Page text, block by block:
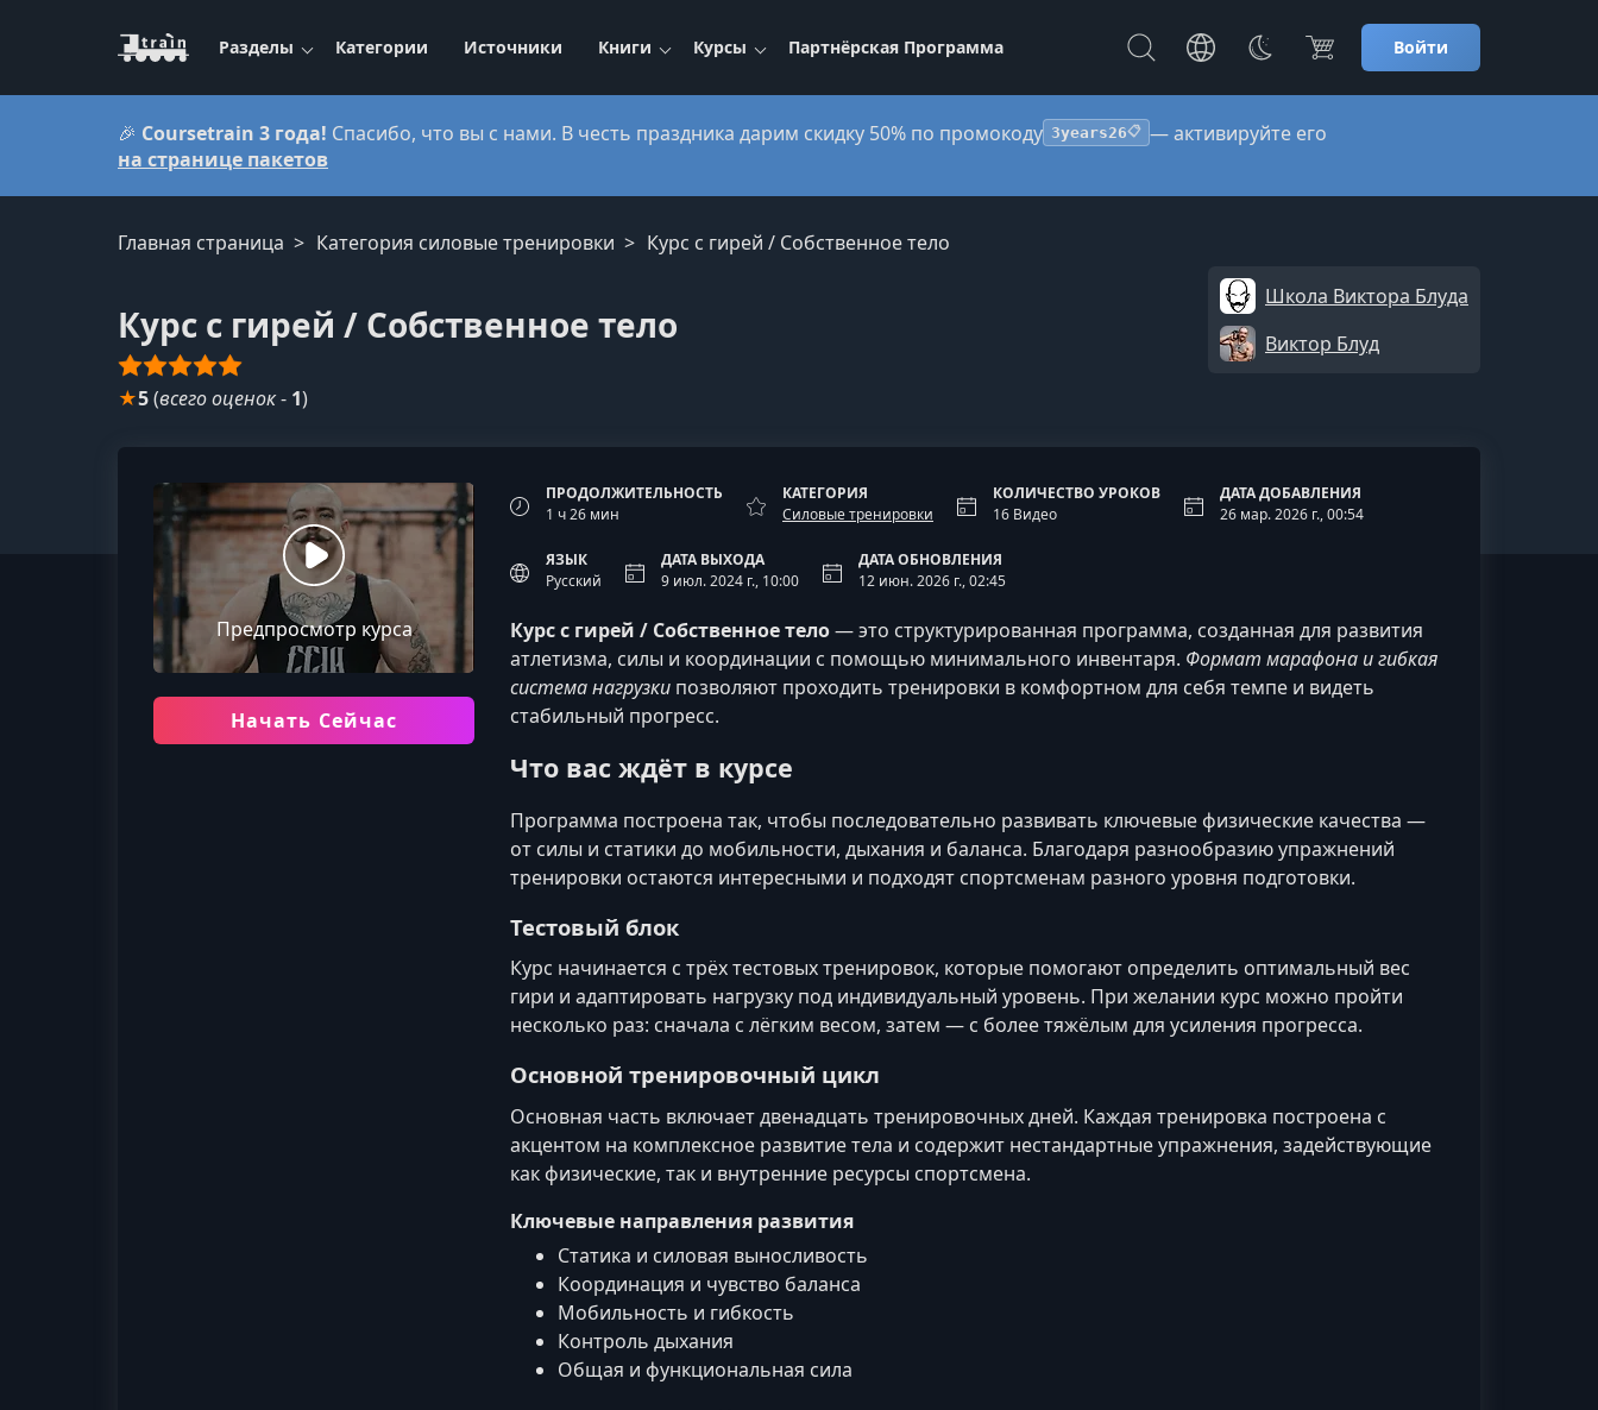
Разделы Категории Источники Книги Курсы Партнёрская Программа Войти
🎉 Coursetrain 3 года! Спасибо, что вы с нами. В честь праздника дарим скидку 50% по промокоду 3years26📋 — активируйте его
на странице пакетов
Главная страница Категория силовые тренировки Курс с гирей / Собственное тело
Курс с гирей / Собственное тело
Школа Виктора Блуда
Виктор Блуд
★5(всего оценок- 1)
Предпросмотр курса
Начать Сейчас
ПРОДОЛЖИТЕЛЬНОСТЬ
1 ч 26 мин
КАТЕГОРИЯ
Силовые тренировки
КОЛИЧЕСТВО УРОКОВ
16 Видео
ДАТА ДОБАВЛЕНИЯ
26 мар. 2026 г., 00:54
ЯЗЫК
Русский
ДАТА ВЫХОДА
9 июл. 2024 г., 10:00
ДАТА ОБНОВЛЕНИЯ
12 июн. 2026 г., 02:45
Курс с гирей / Собственное тело— это структурированная программа, созданная для развития
атлетизма, силы и координации с помощью минимального инвентаря. Формат марафона и гибкая
система нагрузки позволяют проходить тренировки в комфортном для себя темпе и видеть
стабильный прогресс.
Что вас ждёт в курсе
Программа построена так, чтобы последовательно развивать ключевые физические качества —
от силы и статики до мобильности, дыхания и баланса. Благодаря разнообразию упражнений
тренировки остаются интересными и подходят спортсменам разного уровня подготовки.
Тестовый блок
Курс начинается с трёх тестовых тренировок, которые помогают определить оптимальный вес
гири и адаптировать нагрузку под индивидуальный уровень. При желании курс можно пройти
несколько раз: сначала с лёгким весом, затем — с более тяжёлым для усиления прогресса.
Основной тренировочный цикл
Основная часть включает двенадцать тренировочных дней. Каждая тренировка построена с
акцентом на комплексное развитие тела и содержит нестандартные упражнения, задействующие
как физические, так и внутренние ресурсы спортсмена.
Ключевые направления развития
Статика и силовая выносливость
Координация и чувство баланса
Мобильность и гибкость
Контроль дыхания
Общая и функциональная сила